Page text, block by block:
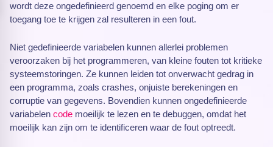
wordt deze ongedefinieerd genoemd en elke poging om er
toegang toe te krijgen zal resulteren in een fout.
Niet gedefinieerde variabelen kunnen allerlei problemen
veroorzaken bij het programmeren, van kleine fouten tot kritieke
systeemstoringen. Ze kunnen leiden tot onverwacht gedrag in
een programma, zoals crashes, onjuiste berekeningen en
corruptie van gegevens. Bovendien kunnen ongedefinieerde
variabelen code moeilijk te lezen en te debuggen, omdat het
moeilijk kan zijn om te identificeren waar de fout optreedt.